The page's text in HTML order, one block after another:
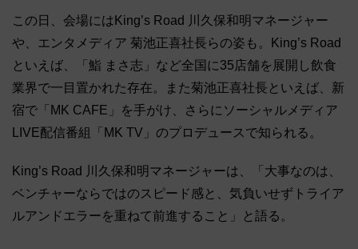
この日、会場にはKing’s Road 川久保和明マネージャー
や、エンタメディア 菊池正喜社長らの姿も。King’s Road
といえば、「鮨 まさ志」など全国に35店舗を展開し飲食
業界で一目置かれた存在。また菊池正喜社長といえば、新
宿で「MK CAFE」を手がけ、さらにソーシャルメディア
LIVE配信番組「MK TV」のプロデュースで知られる。
King’s Road 川久保和明マネージャーは、「大事なのは、
ベンチャーならではのスピード感と、気負いせずトライア
ルアンドエラーを重ねて前進すること」と語る。